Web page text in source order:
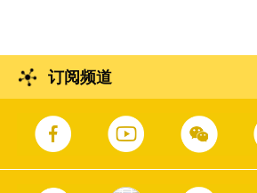
订阅频道